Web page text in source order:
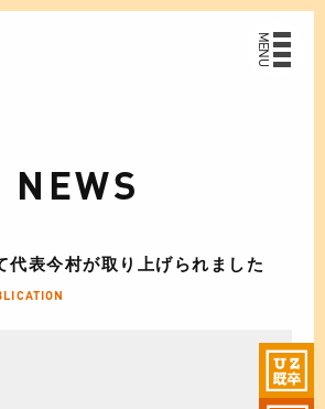
MENU
NEWS
代表今村が取り上げられました